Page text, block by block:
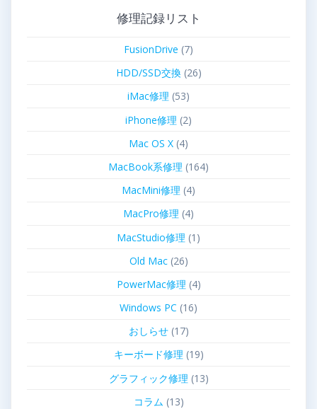
修理記録リスト
FusionDrive (7)
HDD/SSD交換(26)
iMac修理 (53)
iPhone修理 (2)
Mac OS X (4)
MacBook系修理 (164)
MacMini修理 (4)
MacPro修理 (4)
MacStudio修理 (1)
Old Mac(26)
PowerMac修理 (4)
Windows PC (16)
おしらせ(17)
キーボード修理 (19)
グラフィック修理 (13)
コラム (13)